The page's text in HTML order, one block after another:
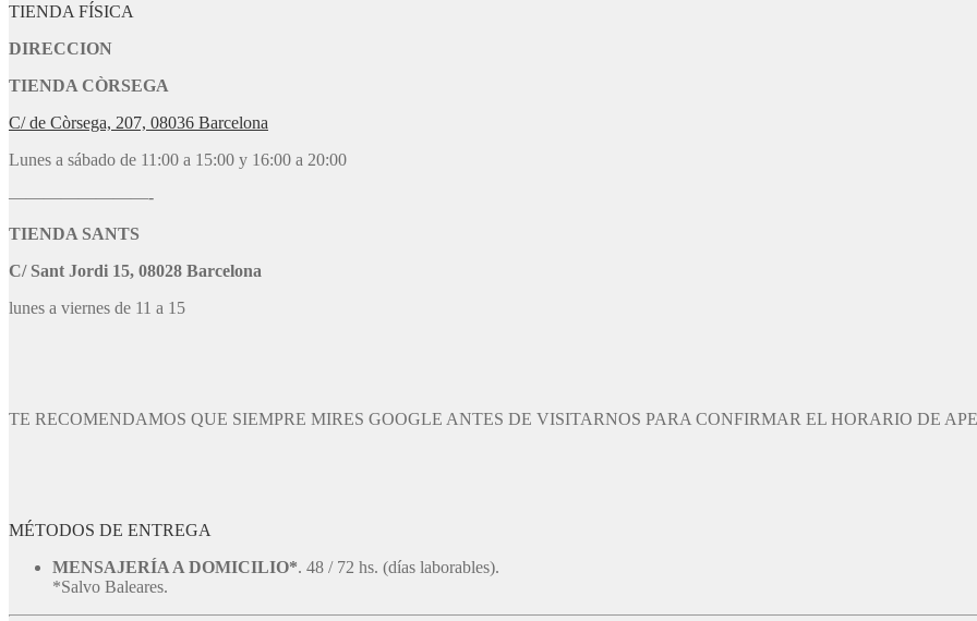
TIENDA FÍSICA
DIRECCION
TIENDA CÒRSEGA
C/ de Còrsega, 207, 08036 Barcelona
Lunes a sábado de 11:00 a 15:00 y 16:00 a 20:00
————————-
TIENDA SANTS
C/ Sant Jordi 15, 08028 Barcelona
lunes a viernes de 11 a 15
TE RECOMENDAMOS QUE SIEMPRE MIRES GOOGLE ANTES DE VISITARNOS PARA CONFIRMAR EL HORARIO DE
MÉTODOS DE ENTREGA
MENSAJERÍA A DOMICILIO*. 48 / 72 hs. (días laborables).
*Salvo Baleares.